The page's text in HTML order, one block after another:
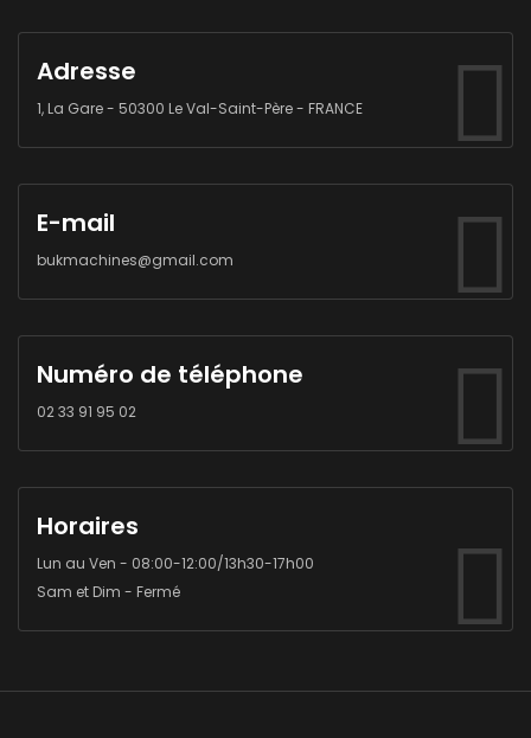
Adresse
1, La Gare - 50300 Le Val-Saint-Père - FRANCE
E-mail
bukmachines@gmail.com
Numéro de téléphone
02 33 91 95 02
Horaires
Lun au Ven - 08:00-12:00/13h30-17h00
Sam et Dim - Fermé